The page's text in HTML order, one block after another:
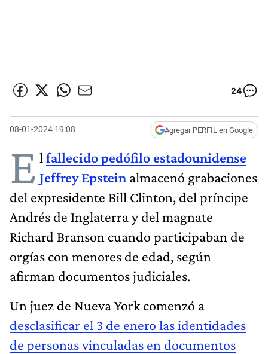
24
08-01-2024 19:08 Agregar PERFIL en Google
E l fallecido pedófilo estadounidense
Jeffrey Epstein almacenó grabaciones
del expresidente Bill Clinton, del príncipe
Andrés de Inglaterra y del magnate
Richard Branson cuando participaban de
orgías con menores de edad, según
afirman documentos judiciales.
Un juez de Nueva York comenzó a
desclasificar el 3 de enero las identidades
de personas vinculadas en documentos